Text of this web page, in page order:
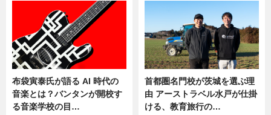
布袋寅泰氏が語る AI 時代の
音楽とは？バンタンが開校す
る音楽学校の目…
首都圏名門校が茨城を選ぶ理
由 アーストラベル水戸が仕掛
ける、教育旅行の…